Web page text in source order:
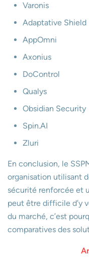
Varonis
Adaptative Shield
AppOmni
Axonius
DoControl
Qualys
Obsidian Security
Spin.AI
Zluri
En conclusion, le
organisation utilisant
sécurité renforcée et
peut être difficile d’y
du marché, c’est
comparatives des